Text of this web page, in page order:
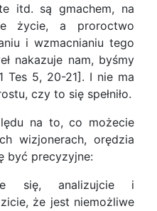
itd. są gmachem, na
życie, a proroctwo
i wzmacnianiu tego
nakazuje nam, byśmy
Tes 5, 20-21]. I nie ma
czy to się spełniło.
na to, co możecie
wizjonerach, orędzia
być precyzyjne:
się, analizujcie i
że jest niemożliwe